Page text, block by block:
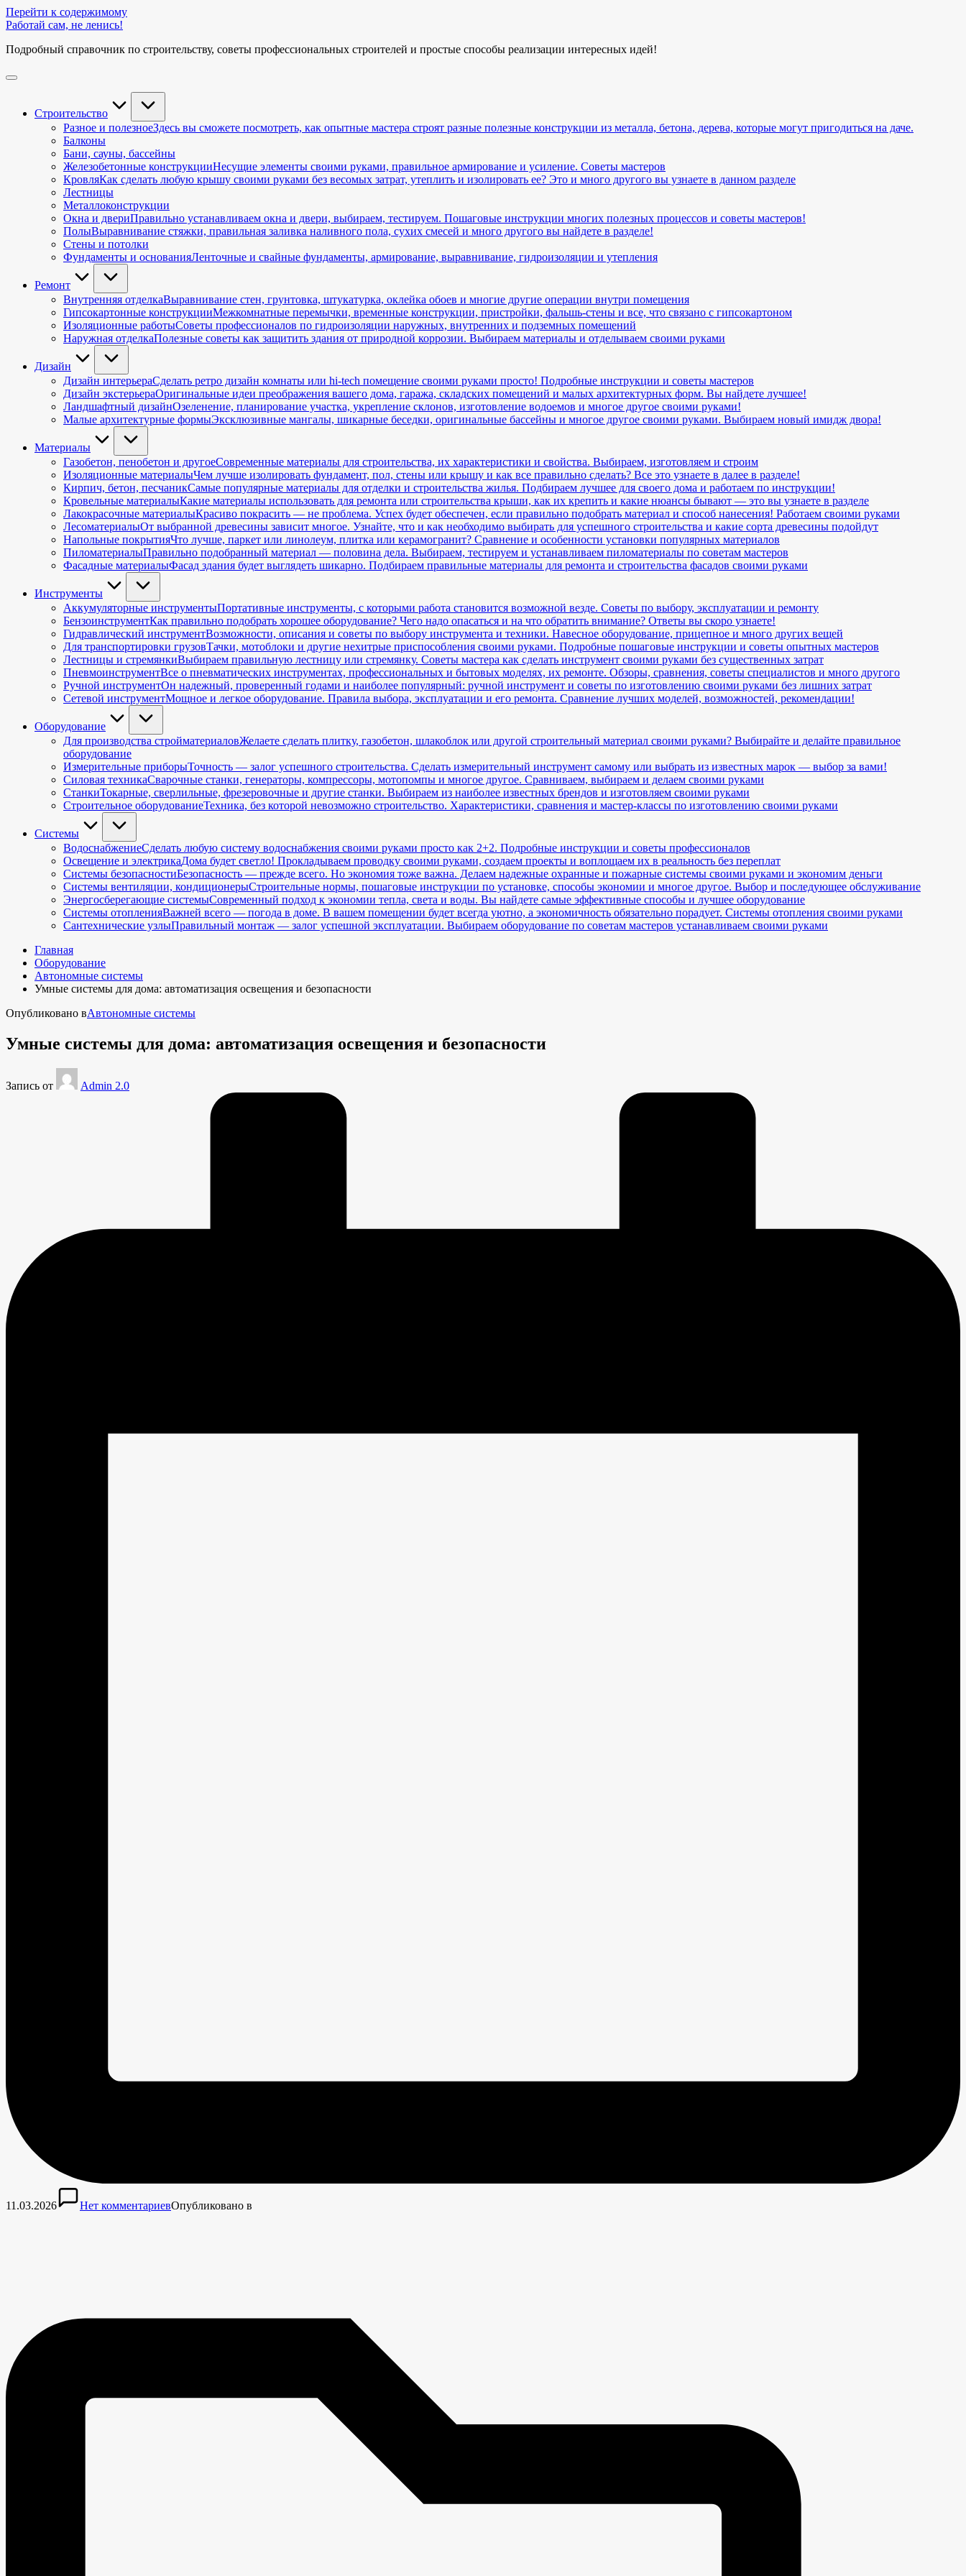
Перейти к содержимому
Работай сам, не ленись!
Подробный справочник по строительству, советы профессиональных строителей и простые способы реализации интересных идей!
Строительство
Разное и полезноеЗдесь вы сможете посмотреть, как опытные мастера строят разные полезные конструкции из металла, бетона, дерева, которые могут пригодиться на даче.
Балконы
Бани, сауны, бассейны
Железобетонные конструкцииНесущие элементы своими руками, правильное армирование и усиление. Советы мастеров
КровляКак сделать любую крышу своими руками без весомых затрат, утеплить и изолировать ее? Это и много другого вы узнаете в данном разделе
Лестницы
Металлоконструкции
Окна и двериПравильно устанавливаем окна и двери, выбираем, тестируем. Пошаговые инструкции многих полезных процессов и советы мастеров!
ПолыВыравнивание стяжки, правильная заливка наливного пола, сухих смесей и много другого вы найдете в разделе!
Стены и потолки
Фундаменты и основанияЛенточные и свайные фундаменты, армирование, выравнивание, гидроизоляции и утепления
Ремонт
Внутренняя отделкаВыравнивание стен, грунтовка, штукатурка, оклейка обоев и многие другие операции внутри помещения
Гипсокартонные конструкцииМежкомнатные перемычки, временные конструкции, пристройки, фальшь-стены и все, что связано с гипсокартоном
Изоляционные работыСоветы профессионалов по гидроизоляции наружных, внутренних и подземных помещений
Наружная отделкаПолезные советы как защитить здания от природной коррозии. Выбираем материалы и отделываем своими руками
Дизайн
Дизайн интерьераСделать ретро дизайн комнаты или hi-tech помещение своими руками просто! Подробные инструкции и советы мастеров
Дизайн экстерьераОригинальные идеи преображения вашего дома, гаража, складских помещений и малых архитектурных форм. Вы найдете лучшее!
Ландшафтный дизайнОзеленение, планирование участка, укрепление склонов, изготовление водоемов и многое другое своими руками!
Малые архитектурные формыЭксклюзивные мангалы, шикарные беседки, оригинальные бассейны и многое другое своими руками. Выбираем новый имидж двора!
Материалы
Газобетон, пенобетон и другоеСовременные материалы для строительства, их характеристики и свойства. Выбираем, изготовляем и строим
Изоляционные материалыЧем лучше изолировать фундамент, пол, стены или крышу и как все правильно сделать? Все это узнаете в далее в разделе!
Кирпич, бетон, песчаникСамые популярные материалы для отделки и строительства жилья. Подбираем лучшее для своего дома и работаем по инструкции!
Кровельные материалыКакие материалы использовать для ремонта или строительства крыши, как их крепить и какие нюансы бывают — это вы узнаете в разделе
Лакокрасочные материалыКрасиво покрасить — не проблема. Успех будет обеспечен, если правильно подобрать материал и способ нанесения! Работаем своими руками
ЛесоматериалыОт выбранной древесины зависит многое. Узнайте, что и как необходимо выбирать для успешного строительства и какие сорта древесины подойдут
Напольные покрытияЧто лучше, паркет или линолеум, плитка или керамогранит? Сравнение и особенности установки популярных материалов
ПиломатериалыПравильно подобранный материал — половина дела. Выбираем, тестируем и устанавливаем пиломатериалы по советам мастеров
Фасадные материалыФасад здания будет выглядеть шикарно. Подбираем правильные материалы для ремонта и строительства фасадов своими руками
Инструменты
Аккумуляторные инструментыПортативные инструменты, с которыми работа становится возможной везде. Советы по выбору, эксплуатации и ремонту
БензоинструментКак правильно подобрать хорошее оборудование? Чего надо опасаться и на что обратить внимание? Ответы вы скоро узнаете!
Гидравлический инструментВозможности, описания и советы по выбору инструмента и техники. Навесное оборудование, прицепное и много других вещей
Для транспортировки грузовТачки, мотоблоки и другие нехитрые приспособления своими руками. Подробные пошаговые инструкции и советы опытных мастеров
Лестницы и стремянкиВыбираем правильную лестницу или стремянку. Советы мастера как сделать инструмент своими руками без существенных затрат
ПневмоинструментВсе о пневматических инструментах, профессиональных и бытовых моделях, их ремонте. Обзоры, сравнения, советы специалистов и много другого
Ручной инструментОн надежный, проверенный годами и наиболее популярный: ручной инструмент и советы по изготовлению своими руками без лишних затрат
Сетевой инструментМощное и легкое оборудование. Правила выбора, эксплуатации и его ремонта. Сравнение лучших моделей, возможностей, рекомендации!
Оборудование
Для производства стройматериаловЖелаете сделать плитку, газобетон, шлакоблок или другой строительный материал своими руками? Выбирайте и делайте правильное
оборудование
Измерительные приборыТочность — залог успешного строительства. Сделать измерительный инструмент самому или выбрать из известных марок — выбор за вами!
Силовая техникаСварочные станки, генераторы, компрессоры, мотопомпы и многое другое. Сравниваем, выбираем и делаем своими руками
СтанкиТокарные, сверлильные, фрезеровочные и другие станки. Выбираем из наиболее известных брендов и изготовляем своими руками
Строительное оборудованиеТехника, без которой невозможно строительство. Характеристики, сравнения и мастер-классы по изготовлению своими руками
Cистемы
ВодоснабжениеСделать любую систему водоснабжения своими руками просто как 2+2. Подробные инструкции и советы профессионалов
Освещение и электрикаДома будет светло! Прокладываем проводку своими руками, создаем проекты и воплощаем их в реальность без переплат
Системы безопасностиБезопасность — прежде всего. Но экономия тоже важна. Делаем надежные охранные и пожарные системы своими руками и экономим деньги
Системы вентиляции, кондиционерыСтроительные нормы, пошаговые инструкции по установке, способы экономии и многое другое. Выбор и последующее обслуживание
Энергосберегающие системыСовременный подход к экономии тепла, света и воды. Вы найдете самые эффективные способы и лучшее оборудование
Системы отопленияВажней всего — погода в доме. В вашем помещении будет всегда уютно, а экономичность обязательно порадует. Системы отопления своими руками
Сантехнические узлыПравильный монтаж — залог успешной эксплуатации. Выбираем оборудование по советам мастеров устанавливаем своими руками
Главная
Оборудование
Автономные системы
Умные системы для дома: автоматизация освещения и безопасности
Опубликовано вАвтономные системы
Умные системы для дома: автоматизация освещения и безопасности
Запись от Admin 2.0
11.03.2026 Нет комментариевОпубликовано в